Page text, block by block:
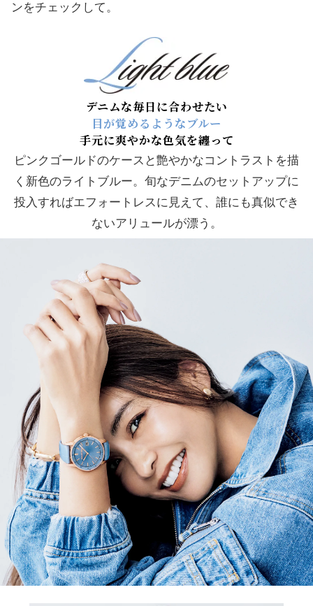
ンをチェックして。
デニムな毎日に合わせたい
目が覚めるようなブルー
手元に爽やかな色気を纏って
ピンクゴールドのケースと艶やかなコントラストを描
く新色のライトブルー。旬なデニムのセットアップに
投入すればエフォートレスに見えて、誰にも真似でき
ないアリュールが漂う。